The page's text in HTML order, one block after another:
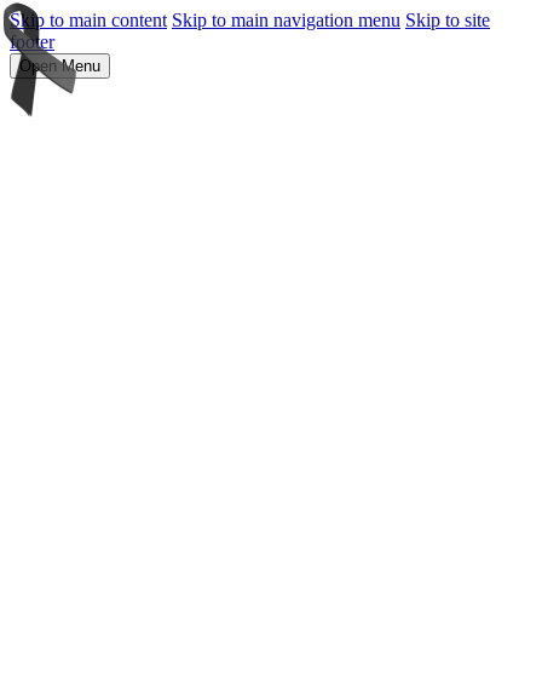
Skip to main content Skip to main navigation menu Skip to site
footer
Open Menu